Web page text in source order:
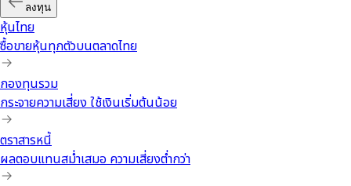
ลงทุน
หุ้นไทย
ซื้อขายหุ้นทุกตัวบนตลาดไทย
กองทุนรวม
กระจายความเสี่ยง ใช้เงินเริ่มต้นน้อย
ตราสารหนี้
ผลตอบแทนสม่ำเสมอ ความเสี่ยงต่ำกว่า